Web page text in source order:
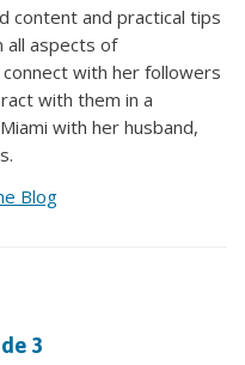
content and practical tips
all aspects of
with her followers
with them in a
with her husband,
Blog
3